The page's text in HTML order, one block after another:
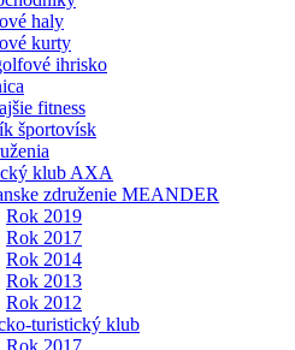
haly
kurty
ihrisko
fitness
športovísk
klub AXA
združenie MEANDER
Rok 2019
Rok 2017
Rok 2014
Rok 2013
Rok 2012
turistický klub
Rok 2017